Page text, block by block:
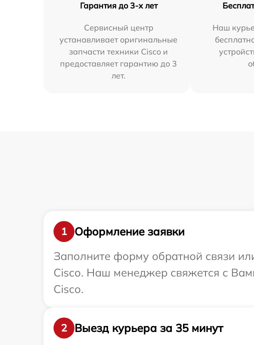
Гарантия до 3-х лет
Сервисный центр
устанавливает оригинальные
запчасти техники Cisco и
предоставляет гарантию до 3
лет.
Наш
1
Оформление заявки
Заполните форму обратной связи
Cisco. Наш менеджер свяжется с
Cisco.
2
Выезд курьера за 35 минут